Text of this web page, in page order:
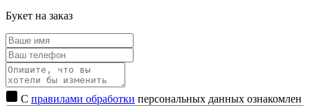
Букет на заказ
С правилами обработки персональных данных ознакомлен